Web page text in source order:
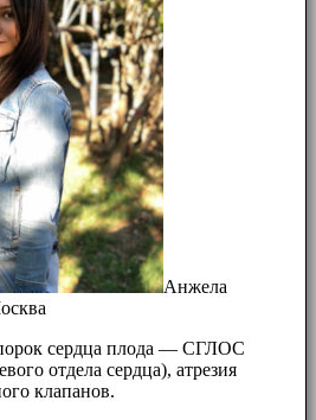
Анжела
сердца плода — СГЛОС
отдела сердца), атрезия
клапанов.